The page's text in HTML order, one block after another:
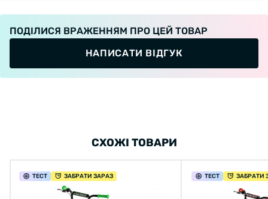
ПОДІЛИСЯ ВРАЖЕННЯМ ПРО ЦЕЙ ТОВАР
НАПИСАТИ ВІДГУК
СХОЖІ ТОВАРИ
ТЕСТ ЗАБРАТИ ЗАРАЗ ТЕСТ ЗАБРАТИ